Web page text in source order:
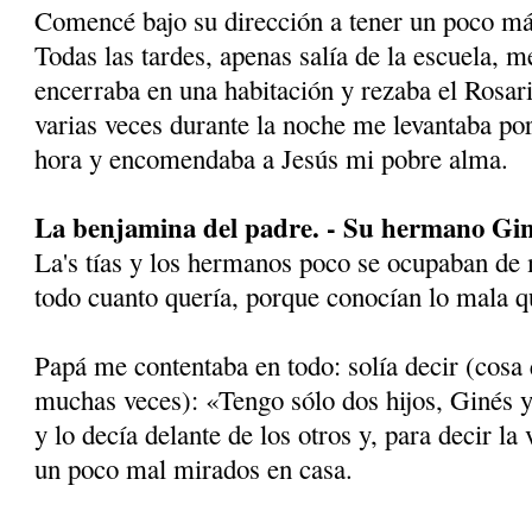
Comencé bajo su dirección a tener un poco
Todas las tardes, apenas salía de la escuela,
encerraba en una habitación y rezaba el
varias veces durante la noche me levantaba
hora y encomendaba a Jesús mi pobre alma.
La benjamina del padre. - Su hermano
La's tías y los hermanos poco se ocupaban
todo cuanto quería, porque conocían lo mala
Papá me contentaba en todo: solía decir
muchas veces): «Tengo sólo dos hijos, Ginés
y lo decía delante de los otros y, para decir la
un poco mal mirados en casa.